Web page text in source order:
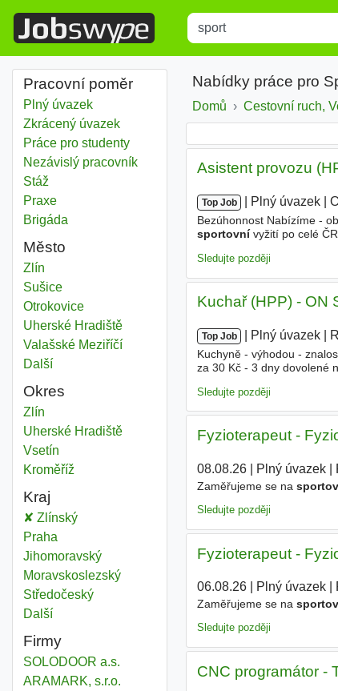
Title
Pracovní poměr
Plný úvazek
Zkrácený úvazek
Práce pro studenty
Nezávislý pracovník
Stáž
Praxe
Brigáda
Město
Sport
Zlín
Sport
Sušice
Sport
Otrokovice
Sport
Uherské Hradiště
Sport
Valašské Meziříčí
Dalšíměsta
Okres
Sport
Zlín
Sport
Uherské HradištěOkres
Sport
Vsetín
Sport
Kroměříž
Kraj
Sport
ZlínskýKraj
Sport
Praha
Sport
JihomoravskýKraj
Sport
MoravskoslezskýKraj
Sport
StředočeskýKraj
Dalšíkraj
Firmy
SOLODOOR a.s.
ARAMARK, s.r.o.
Nabídky práce pro
Domů Cestovní ruch,
Asistent provozu
Top Job Plný úvazek
Bezúhonnost Nabízíme -
sportovnívyžití po celé
Sledujte později
Kuchař (HPP) - ON
Top Job Plný úvazek
Kuchyně - výhodou -
za 30 Kč - 3 dny dovolené
Sledujte později
Fyzioterapeut -
08.08.26| Plný úvazek|
Zaměřujeme se na
Sledujte později
Fyzioterapeut -
06.08.26| Plný úvazek|
Zaměřujeme se na
Sledujte později
CNC programátor -